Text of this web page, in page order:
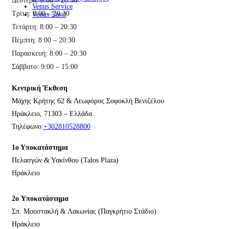
Venus Service
Venus Ξανά
Τρίτη: 8:00 – 20:30
Τετάρτη: 8:00 – 20:30
Πέμπτη: 8:00 – 20:30
Παρασκευή: 8:00 – 20:30
Σάββατο: 9:00 – 15:00
Κεντρική Έκθεση
Μάχης Κρήτης 62 & Λεωφόρος Σοφοκλή Βενιζέλου
Ηράκλειο, 71303 – Ελλάδα
Τηλέφωνο:+302810528800
1ο Υποκατάστημα
Πελασγών & Υακίνθου (Talos Plaza)
Ηράκλειο
2o Υποκατάστημα
Σπ. Μουστακλή & Λακωνίας (Παγκρήτιο Στάδιο)
Ηράκλειο